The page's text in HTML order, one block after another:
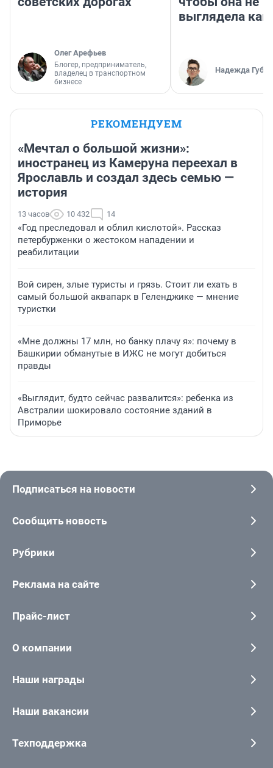
Олег Арефьев
Блогер, предприниматель,
владелец в транспортном
бизнесе
выглядела как
Надежда
РЕКОМЕНДУЕМ
«Мечтал о большой жизни»:
иностранец из Камеруна переехал в
Ярославль и создал здесь семью —
история
13 часов 10 432 14
«Год преследовал и облил кислотой». Рассказ
петербурженки о жестоком нападении и
реабилитации
Вой сирен, злые туристы и грязь. Стоит ли ехать в
самый большой аквапарк в Геленджике — мнение
туристки
«Мне должны 17 млн, но банку плачу я»: почему в
Башкирии обманутые в ИЖС не могут добиться
правды
«Выглядит, будто сейчас развалится»: ребенка из
Австралии шокировало состояние зданий в
Приморье
Подписаться на новости
Сообщить новость
Рубрики
Реклама на сайте
Прайс-лист
О компании
Наши награды
Наши вакансии
Техподдержка